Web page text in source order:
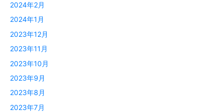
2024年2月
2024年1月
2023年12月
2023年11月
2023年10月
2023年9月
2023年8月
2023年7月